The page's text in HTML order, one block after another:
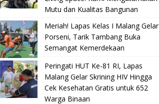
Mutu dan Kualitas Bangunan
Meriah! Lapas Kelas I Malang Gelar
Porseni, Tarik Tambang Buka
Semangat Kemerdekaan
Peringati HUT Ke-81 RI, Lapas
Malang Gelar Skrining HIV Hingga
Cek Kesehatan Gratis untuk 652
Warga Binaan